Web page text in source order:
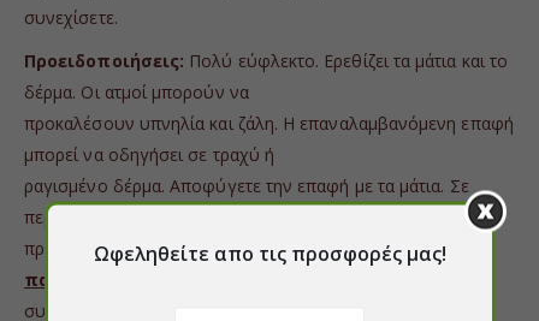
συνεχίσετε.
Προειδοποιήσεις: Πολύ εύφλεκτο. Ερεθίζει τα μάτια και το
δέρμα. Οι ατμοί μπορούν να
προκαλέσουν υπνηλία και ζάλη. Η επαναλαμβανόμενη επαφή
μπορεί να οδηγήσει σε τραχύ ή
ραγισμένο δέρμα. Αποφύγετε την επαφή με τα μάτια. Σε
περίπτωση επαφής με τα μάτια, ξεπλύνετε αμέσως και
προσεκτικά με νερό.Μακριά από
παιδιά
συμπεριλαμβανομένων των
Ωφεληθείτε απο τις προσφορές μας!